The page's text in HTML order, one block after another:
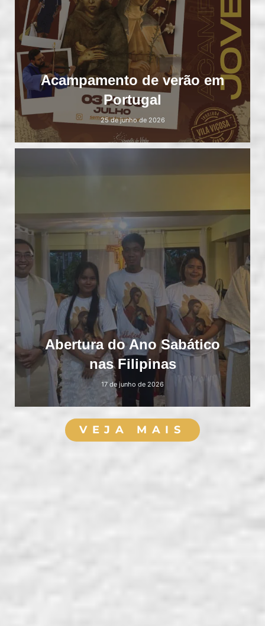
Acampamento de verão em
Portugal
25 de junho de 2026
Abertura do Ano Sabático
nas Filipinas
17 de junho de 2026
VEJA MAIS